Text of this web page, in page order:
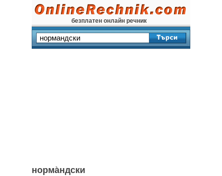
безплатен онлайн речник
норма̀ндски